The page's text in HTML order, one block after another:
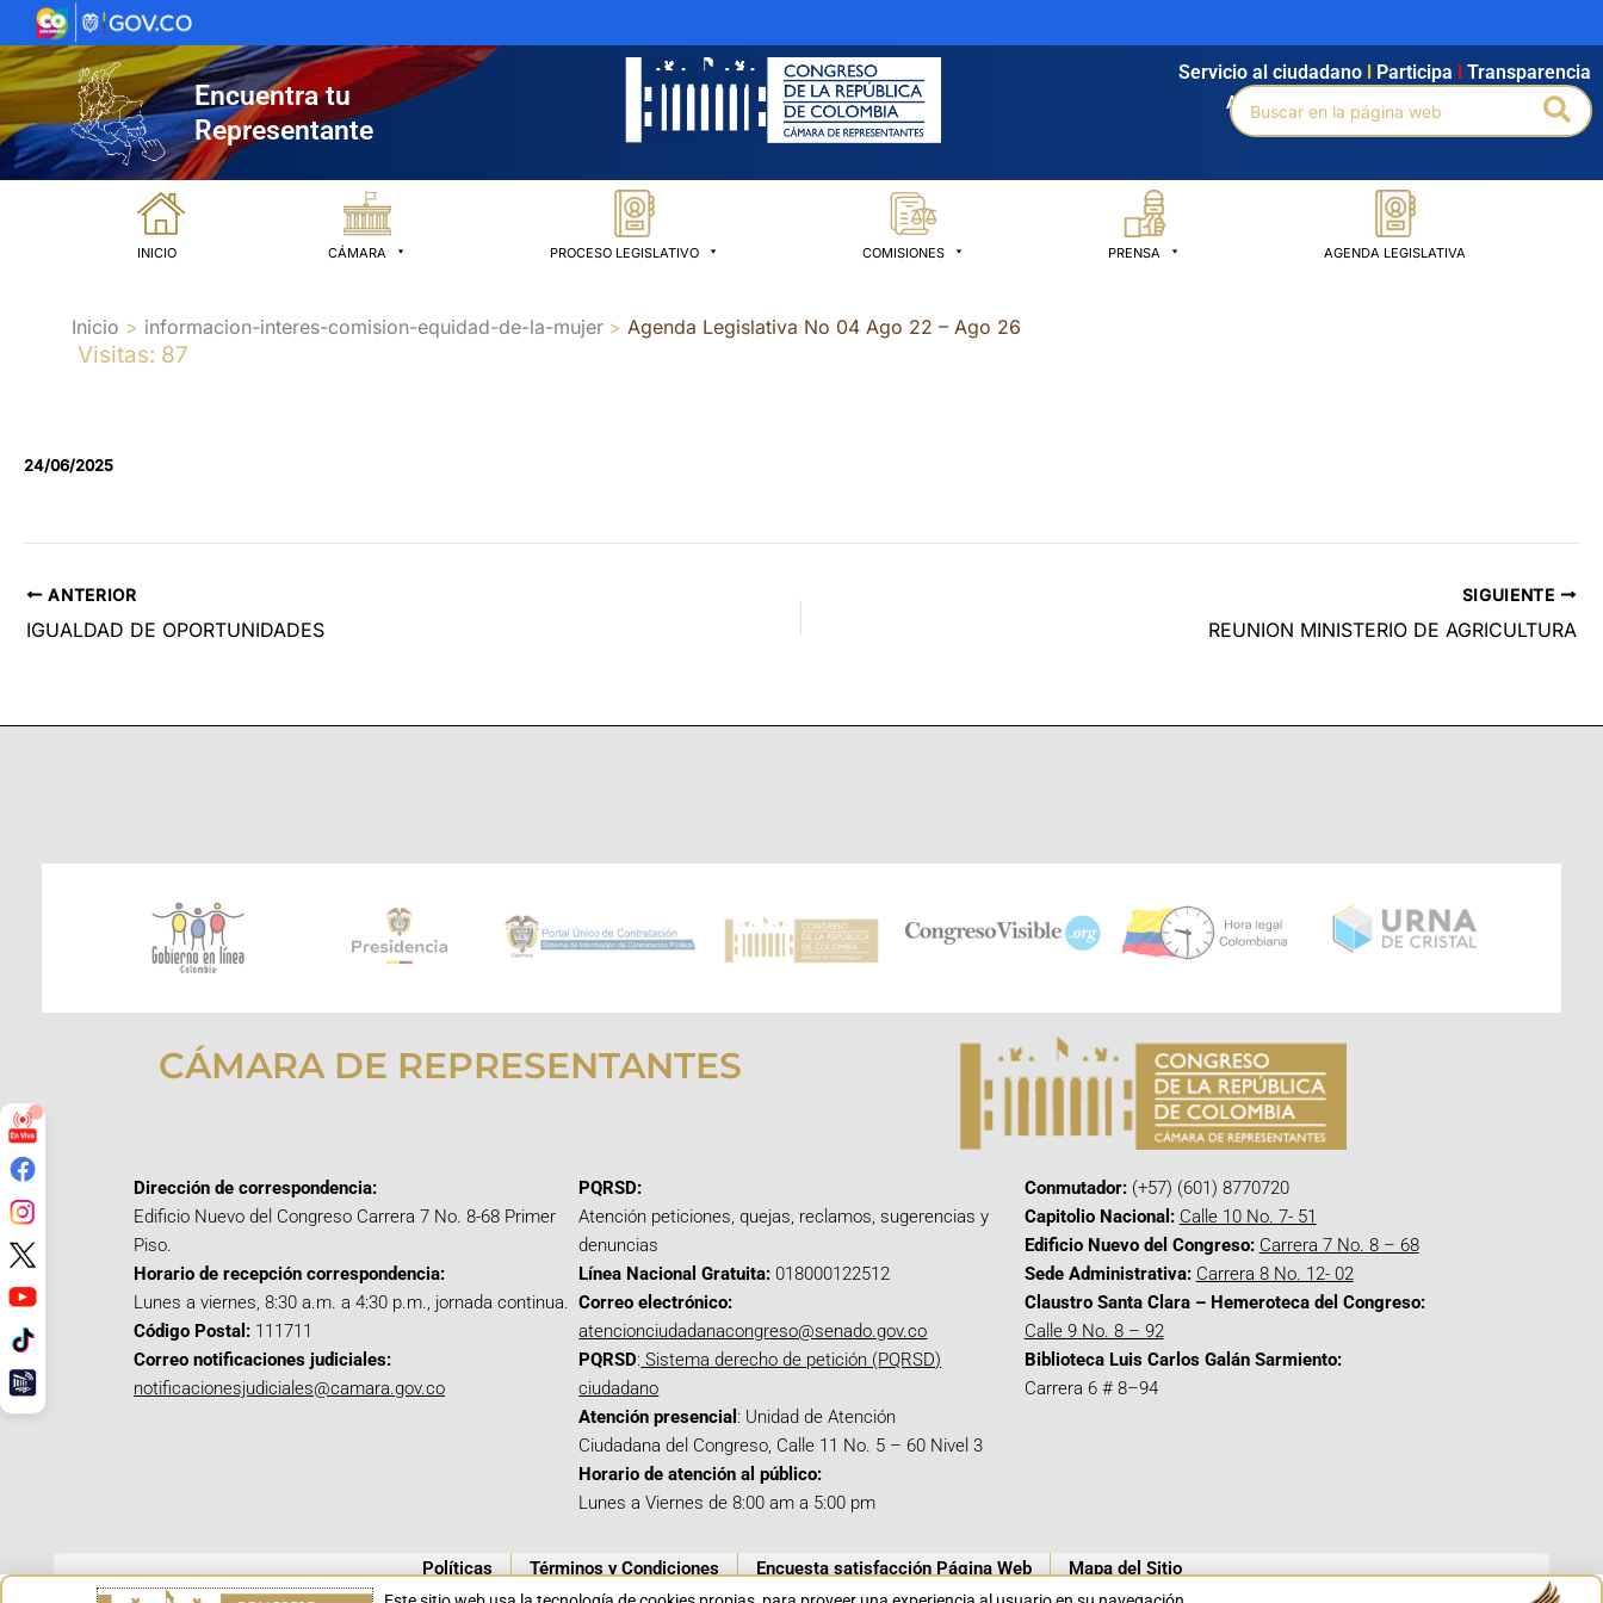
al
contenido
Encuentra tu
Representante
Agendamiento Intranet Búsqueda avanzada
Servicio al ciudadano Participa Transparencia
Buscar
por:
INICIO CÁMARA PROCESO LEGISLATIVO COMISIONES PRENSA AGENDA LEGISLATIVA
Inicio informacion-interes-comision-equidad-de-la-mujer Agenda Legislativa No 04 Ago 22 – Ago 26
Visitas: 87
24/06/2025
ANTERIOR
IGUALDAD DE OPORTUNIDADES
SIGUIENTE
REUNION MINISTERIO DE AGRICULTURA
CÁMARA DE REPRESENTANTES
Dirección de correspondencia:
Edificio Nuevo del Congreso Carrera 7 No. 8-68 Primer
Piso.
Horario de recepción correspondencia:
Lunes a viernes, 8:30 a.m. a 4:30 p.m., jornada continua.
Código Postal: 111711
Correo notificaciones judiciales:
notificacionesjudiciales@camara.gov.co
PQRSD:
Atención peticiones, quejas, reclamos, sugerencias y
denuncias
Línea Nacional Gratuita: 018000122512
Correo electrónico:
atencionciudadanacongreso@senado.gov.co
PQRSD: Sistema derecho de petición (PQRSD)
ciudadano
Atención presencial : Unidad de Atención
Ciudadana del Congreso, Calle 11 No. 5 – 60 Nivel 3
Horario de atención al público:
Lunes a Viernes de 8:00 am a 5:00 pm
Conmutador:(+57) (601) 8770720
Capitolio Nacional: Calle 10 No. 7- 51
Edificio Nuevo del Congreso: Carrera 7 No. 8 – 68
Sede Administrativa: Carrera 8 No. 12- 02
Claustro Santa Clara – Hemeroteca del Congreso:
Calle 9 No. 8 – 92
Biblioteca Luis Carlos Galán Sarmiento:
Carrera 6 # 8–94
Políticas Términos y Condiciones Encuesta satisfacción Página Web Mapa del Sitio